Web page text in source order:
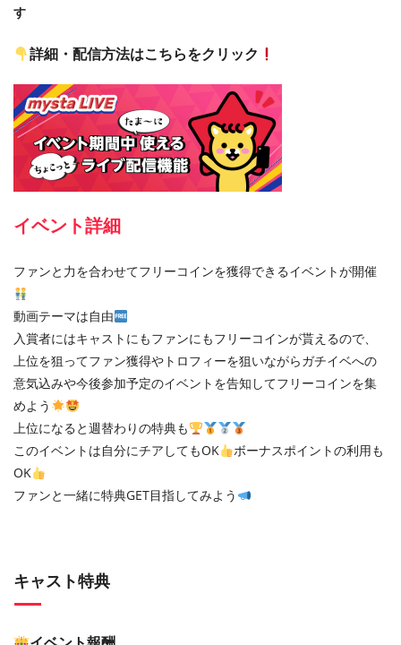
す
詳細・配信方法はこちらをクリック
イベント詳細
ファンと力を合わせてフリーコインを獲得できるイベントが開催
動画テーマは自由
入賞者にはキャストにもファンにもフリーコインが貰えるので、
上位を狙ってファン獲得やトロフィーを狙いながらガチイベへの
意気込みや今後参加予定のイベントを告知してフリーコインを集
めよう
上位になると週替わりの特典も
このイベントは自分にチアしてもOK
ボーナスポイントの利用も
OK
ファンと一緒に特典GET目指してみよう
キャスト特典